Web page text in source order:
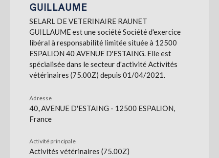
GUILLAUME
SELARL DE VETERINAIRE RAUNET
GUILLAUME est une société Société d'exercice
libéral à responsabilité limitée située à 12500
ESPALION 40 AVENUE D'ESTAING. Elle est
spécialisée dans le secteur d'activité Activités
vétérinaires (75.00Z) depuis 01/04/2021.
Adresse
40, AVENUE D'ESTAING - 12500 ESPALION,
France
Activité principale
Activités vétérinaires (75.00Z)